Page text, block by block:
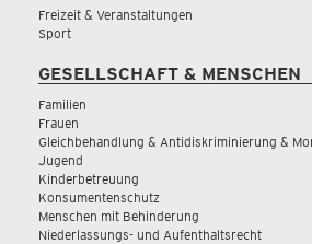
Freizeit & Veranstaltungen
Sport
GESELLSCHAFT & MENSCHEN
Familien
Frauen
Gleichbehandlung & Antidiskriminierung &
Jugend
Kinderbetreuung
Konsumentenschutz
Menschen mit Behinderung
Niederlassungs- und Aufenthaltsrecht